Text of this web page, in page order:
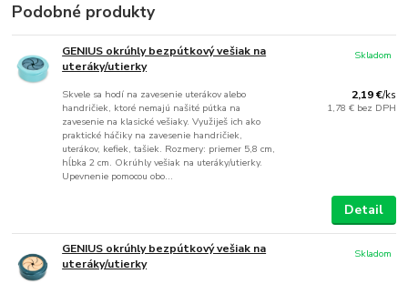
Podobné produkty
GENIUS okrúhly bezpútkový vešiak na
uteráky/utierky
Skvele sa hodí na zavesenie uterákov alebo
handričiek, ktoré nemajú našité pútka na
zavesenie na klasické vešiaky. Využiješ ich ako
praktické háčiky na zavesenie handričiek,
uterákov, kefiek, tašiek. Rozmery: priemer 5,8 cm,
hĺbka 2 cm. Okrúhly vešiak na uteráky/utierky.
Upevnenie pomocou obo...
2,19 €/ks
1,78 € bez DPH
Skladom
Detail
GENIUS okrúhly bezpútkový vešiak na
uteráky/utierky
Skladom